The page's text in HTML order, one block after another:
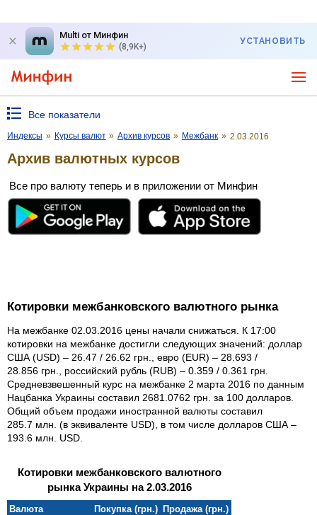
Multi от Минфин
(8,9K+)
УСТАНОВИТЬ
Все показатели
Индексы » Курсы валют » Архив курсов » Межбанк » 2.03.2016
Архив валютных курсов
Все про валюту теперь и в приложении от Минфин
Котировки межбанковского валютного рынка
На межбанке 02.03.2016 цены начали снижаться. К 17:00
котировки на межбанке достигли следующих значений: доллар
США (USD) – 26.47 / 26.62 грн., евро (EUR) – 28.693 /
28.856 грн., российский рубль (RUB) – 0.359 / 0.361 грн.
Средневзвешенный курс на межбанке 2 марта 2016 по данным
Нацбанка Украины составил 2681.0762 грн. за 100 долларов.
Общий объем продажи иностранной валюты составил
285.7 млн. (в эквиваленте USD), в том числе долларов США –
193.6 млн. USD.
Котировки межбанковского валютного
рынка Украины на 2.03.2016
Валюта Покупка (грн.) Продажа (грн.)